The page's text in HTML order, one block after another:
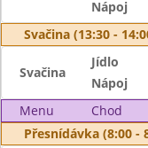
Nápoj
Svačina (13:30 -
Svačina
Jídlo
Nápoj
Menu
Chod
Přesnídávka (8:00 -